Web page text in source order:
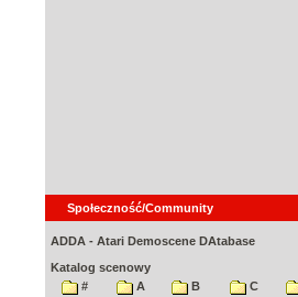
Społeczność/Community
ADDA - Atari Demoscene DAtabase
Katalog scenowy
#
A B C